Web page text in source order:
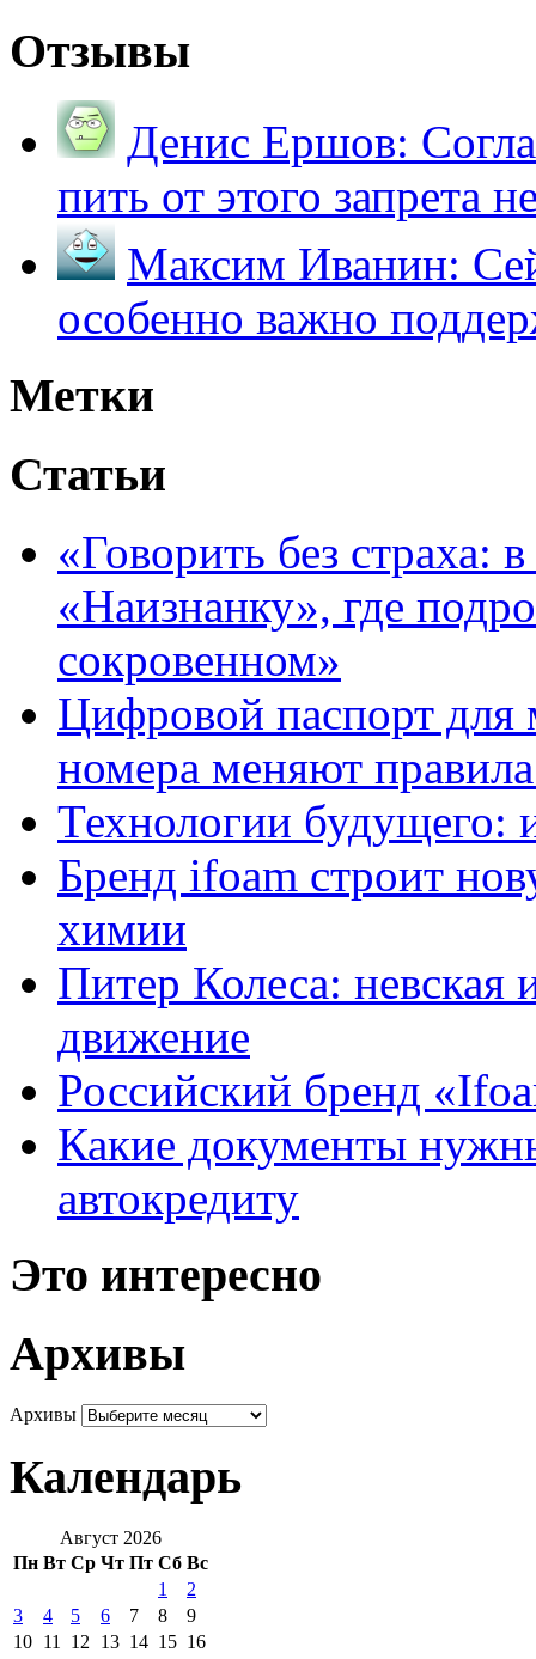
Отзывы
Денис Ершов:
пить от этого запрета
Максим Иванин:
особенно важно
Метки
Статьи
«Говорить без страха:
«Наизнанку», где
сокровенном»
Цифровой паспорт для
номера меняют
Технологии будущего:
Бренд ifoam строит
химии
Питер Колеса: невская
движение
Российский бренд
Какие документы
автокредиту
Это интересно
Архивы
Архивы
Календарь
Август 2026
Пн Вт Ср Чт Пт Сб Вс
1
2
3
4 5 6 7 8
9
10 11 12 13 14 15 16